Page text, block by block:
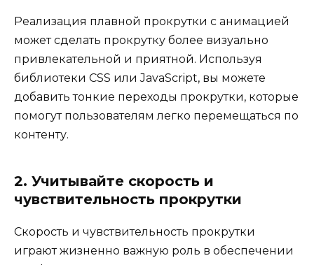
Реализация плавной прокрутки с анимацией
может сделать прокрутку более визуально
привлекательной и приятной. Используя
библиотеки CSS или JavaScript, вы можете
добавить тонкие переходы прокрутки, которые
помогут пользователям легко перемещаться по
контенту.
2. Учитывайте скорость и
чувствительность прокрутки
Скорость и чувствительность прокрутки
играют жизненно важную роль в обеспечении